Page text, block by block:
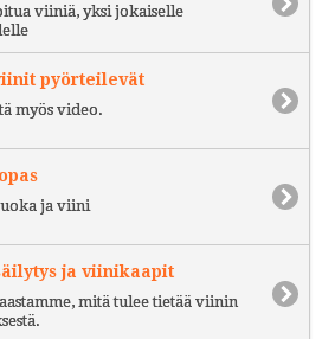
viiniä, yksi jokaiselle
pyörteilevät
myös video.
ja viini
ja viinikaapit
mitä tulee tietää viinin